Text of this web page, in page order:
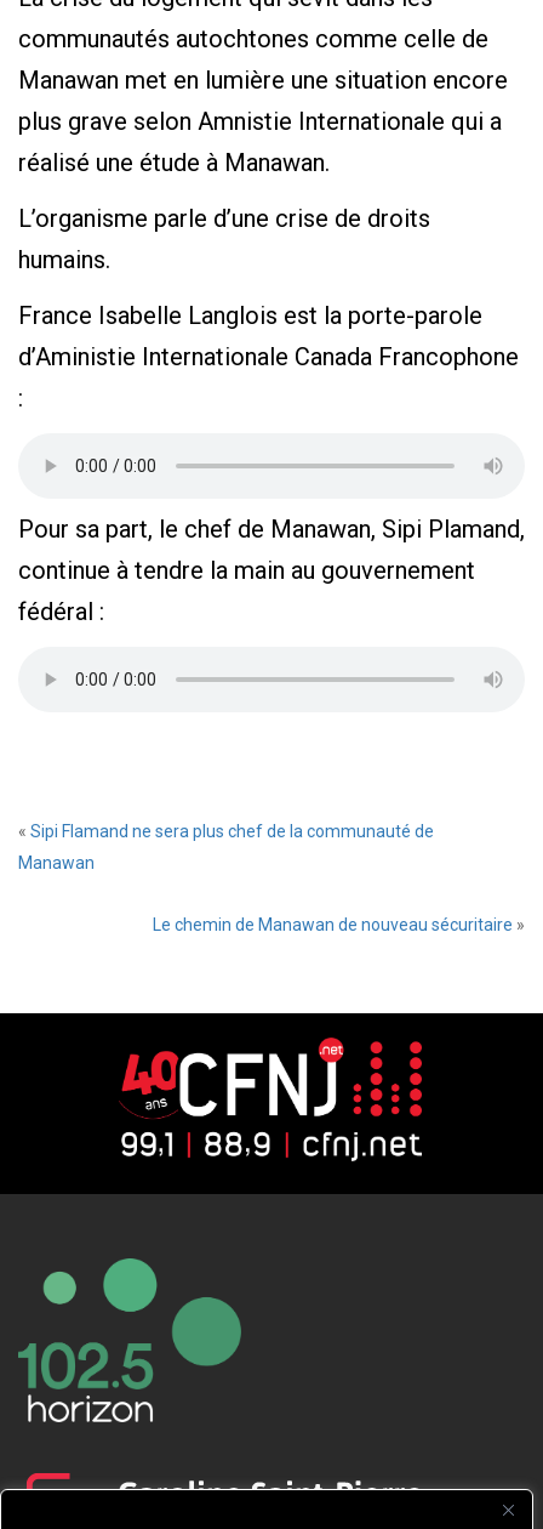
communautés autochtones comme celle de
Manawan met en lumière une situation encore
plus grave selon Amnistie Internationale qui a
réalisé une étude à Manawan.
L’organisme parle d’une crise de droits
humains.
France Isabelle Langlois est la porte-parole
d’Aministie Internationale Canada Francophone
:
Pour sa part, le chef de Manawan, Sipi Plamand,
continue à tendre la main au gouvernement
fédéral :
« Sipi Flamand ne sera plus chef de la communauté de
Manawan
Le chemin de Manawan de nouveau sécuritaire »